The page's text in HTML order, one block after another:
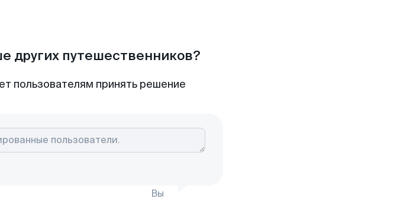
других путешественников?
пользователям принять решение
Вы